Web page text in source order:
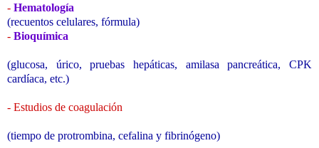
- Hematología
(recuentos celulares, fórmula)
- Bioquímica
(glucosa, úrico, pruebas hepáticas, amilasa pancreática, CPK
cardíaca, etc.)
- Estudios de coagulación
(tiempo de protrombina, cefalina y fibrinógeno)